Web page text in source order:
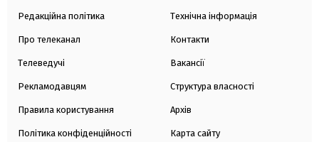
Редакційна політика
Про телеканал
Телеведучі
Рекламодавцям
Правила користування
Політика конфіденційності
Технічна інформація
Контакти
Вакансії
Структура власності
Архів
Карта сайту